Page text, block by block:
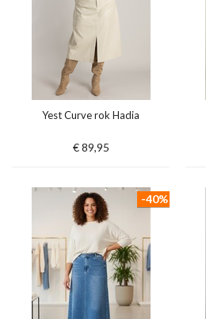
Yest Curve rok Hadia
€ 89,95
-40%